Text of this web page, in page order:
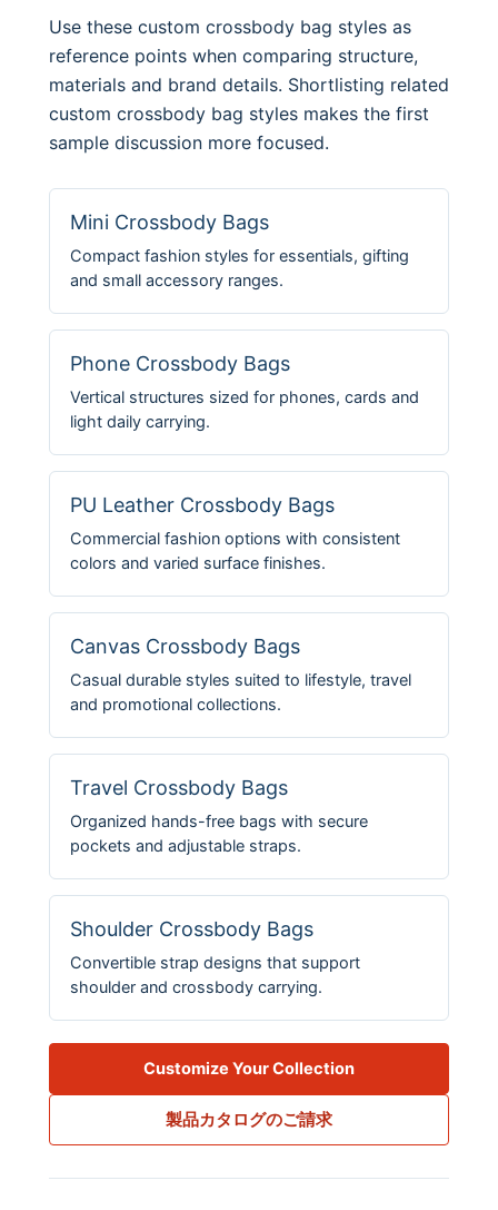
Use these custom crossbody bag styles as
reference points when comparing structure,
materials and brand details. Shortlisting related
custom crossbody bag styles makes the first
sample discussion more focused.
Mini Crossbody Bags
Compact fashion styles for essentials, gifting
and small accessory ranges.
Phone Crossbody Bags
Vertical structures sized for phones, cards and
light daily carrying.
PU Leather Crossbody Bags
Commercial fashion options with consistent
colors and varied surface finishes.
Canvas Crossbody Bags
Casual durable styles suited to lifestyle, travel
and promotional collections.
Travel Crossbody Bags
Organized hands-free bags with secure
pockets and adjustable straps.
Shoulder Crossbody Bags
Convertible strap designs that support
shoulder and crossbody carrying.
Customize Your Collection
製品カタログのご請求